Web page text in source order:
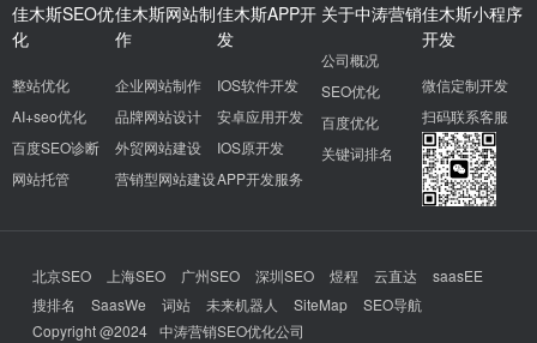
佳木斯SEO优
化
整站优化
AI+seo优化
百度SEO诊断
网站托管
佳木斯网站制
作
企业网站制作
品牌网站设计
外贸网站建设
营销型网站建设
佳木斯APP开
发
IOS软件开发
安卓应用开发
IOS原开发
APP开发服务
关于中涛营销
公司概况
SEO优化
百度优化
关键词排名
佳木斯小程序
开发
微信定制开发
扫码联系客服
北京SEO 上海SEO 广州SEO 深圳SEO 煜程 云直达
saasEE
搜排名
SaasWe 词站 未来机器人 SiteMap
SEO导航
Copyright @2024 中涛营销SEO优化公司